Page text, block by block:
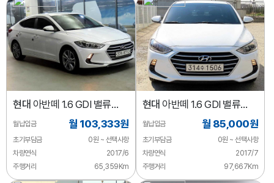
현대 아반떼 1.6 GDI 밸류
플러스
월납입금 월 103,333원
초기부담금
0원 ~ 선택사항
차량연식
2017/6
주행거리
65,359Km
현대 아반떼 1.6 GDI 밸류
플러스
월납입금 월 85,000원
초기부담금
0원 ~ 선택사항
차량연식
2017/7
주행거리
97,667Km